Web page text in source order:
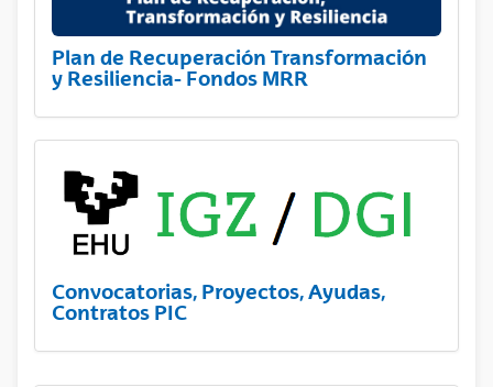
Plan de Recuperación Transformación
y Resiliencia- Fondos MRR
Convocatorias, Proyectos, Ayudas,
Contratos PIC